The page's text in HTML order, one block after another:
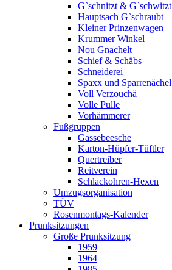
Gˋschnitzt & Gˋschwitzt
Hauptsach G`schraubt
Kleiner Prinzenwagen
Krummer Winkel
Nou Gnachelt
Schief & Schäbs
Schneiderei
Spaxx und Sparrenächel
Voll Verzouchä
Volle Pulle
Vorhämmerer
Fußgruppen
Gassebeesche
Karton-Hüpfer-Tüftler
Quertreiber
Reitverein
Schlackohren-Hexen
Umzugsorganisation
TÜV
Rosenmontags-Kalender
Prunksitzungen
Große Prunksitzung
1959
1964